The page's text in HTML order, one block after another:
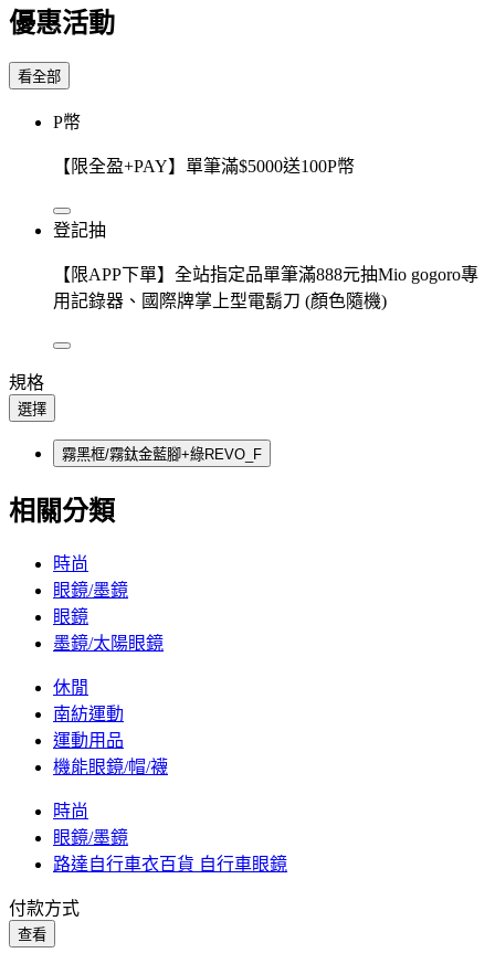
優惠活動
看全部
P幣
【限全盈+PAY】單筆滿$5000送100P幣
登記抽
【限APP下單】全站指定品單筆滿888元抽Mio gogoro專
用記錄器、國際牌掌上型電鬍刀 (顏色隨機)
規格
選擇
霧黑框/霧鈦金藍腳+綠REVO_F
相關分類
時尚
眼鏡/墨鏡
眼鏡
墨鏡/太陽眼鏡
休閒
南紡運動
運動用品
機能眼鏡/帽/襪
時尚
眼鏡/墨鏡
路達自行車衣百貨 自行車眼鏡
付款方式
查看